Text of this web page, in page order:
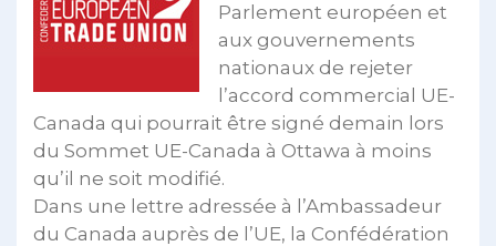
Parlement européen et
aux gouvernements
nationaux de rejeter
l’accord commercial UE-
Canada qui pourrait être signé demain lors
du Sommet UE-Canada à Ottawa à moins
qu’il ne soit modifié.
Dans une lettre adressée à l’Ambassadeur
du Canada auprès de l’UE, la Confédération